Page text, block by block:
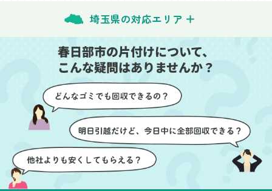
特に、物が散乱していた
イテムの仕分けを迅速か
つ丁寧に対応していただ
けたのがありがたかった
です。家族それぞれが必
要なものを確認しながら
進めることができ、安心
感を持って作業をお任せ
できました。さらに、作
業終了後には部屋全体を
清掃していただき、まる
で新しい家のような清潔
感に感動しました。
ちらも安心感を持って作
壁や床を傷つけないよう
に細心の注意を払ってい
ただき、家全体がスムー
ズに片付いていくのがと
ても嬉しかったです。作
業が終わった後には、こ
ちらからお願いしなくて
も部屋を簡単に清掃して
いただけたのも好印象で
した。
埼玉県の対応エリア
春日部市の片付けについて、
こんな疑問はありませんか？